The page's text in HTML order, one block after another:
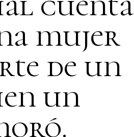
mujer
de un
un